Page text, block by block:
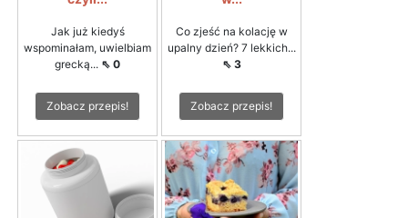
Jak już kiedyś
wspominałam, uwielbiam
grecką... ⇖ 0
Zobacz przepis!
Co zjeść na kolację w
upalny dzień? 7 lekkich...
⇖ 3
Zobacz przepis!